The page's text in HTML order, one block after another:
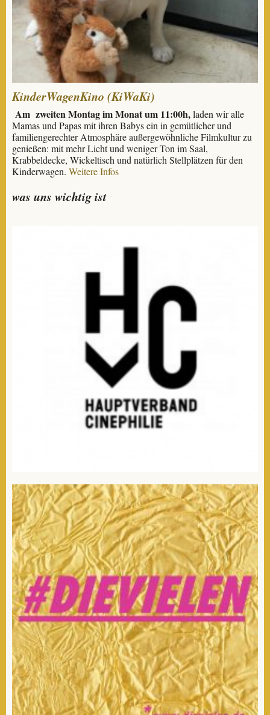
KinderWagenKino (KiWaKi)
Am zweiten Montag im Monat um 11:00h,laden wir alle
Mamas und Papas mit ihren Babys ein in gemütlicher und
familiengerechter Atmosphäre außergewöhnliche Filmkultur zu
genießen: mit mehr Licht und weniger Ton im Saal,
Krabbeldecke, Wickeltisch und natürlich Stellplätzen für den
Kinderwagen. Weitere Infos
was uns wichtig ist